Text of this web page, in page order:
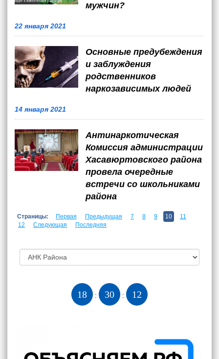
мужчин?
22 января 2021
Основные предубеждения
и заблуждения
родственников
наркозависимых людей
14 января 2021
Антинаркотическая
Комиссия администрации
Хасавюртовского района
провела очередные
встречи со школьниками
района
Страницы: Первая Предыдущая 7 8 9 10
11
12
Следующая Последняя
18 : 30 : 13